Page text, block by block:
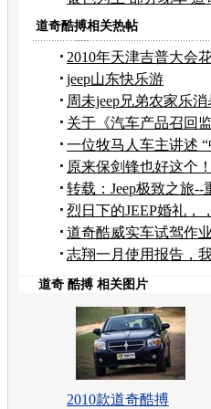
元
道奇酷搏相关热帖
2010年天津吉普大会
jeep山东快乐游
周未jeep兄弟农家乐消
关于《汽车产品召回
征求意见稿
一位牧马人车主讲述
路
原来保剑锋也好这个
马，给自己的心情放
转载：Jeep极致之旅--
程报道！
烈日下的JEEP婚礼，
道奇酷威实车试驾作业
志翔一月使用报告，
意见
道奇 酷搏 相关图片
2010款道奇酷搏